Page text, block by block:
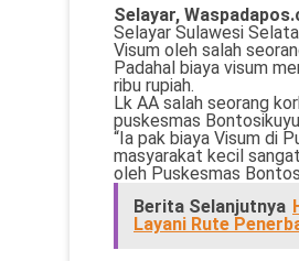
Selayar,
Selayar Sulawesi
Visum oleh salah
Padahal biaya visum
ribu rupiah.
Lk AA salah seorang
puskesmas
“Ia pak biaya Visum di
masyarakat kecil
oleh Puskesmas
Berita Selanjutnya
Layani Rute